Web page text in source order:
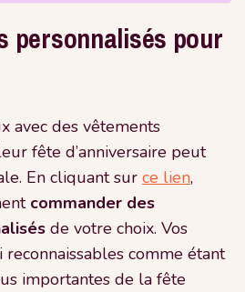
personnalisés pour
avec des vêtements
fête d’anniversaire peut
En cliquant sur ce lien,
commander des
de votre choix. Vos
comme étant
importantes de la fête